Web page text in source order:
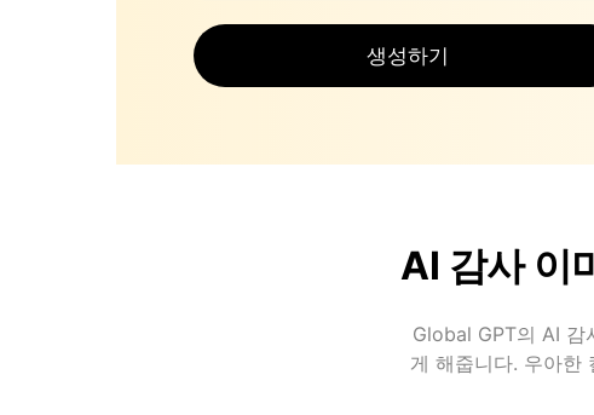
생성하기
AI 감사 이
Global GPT의 AI 감
게 해줍니다. 우아한